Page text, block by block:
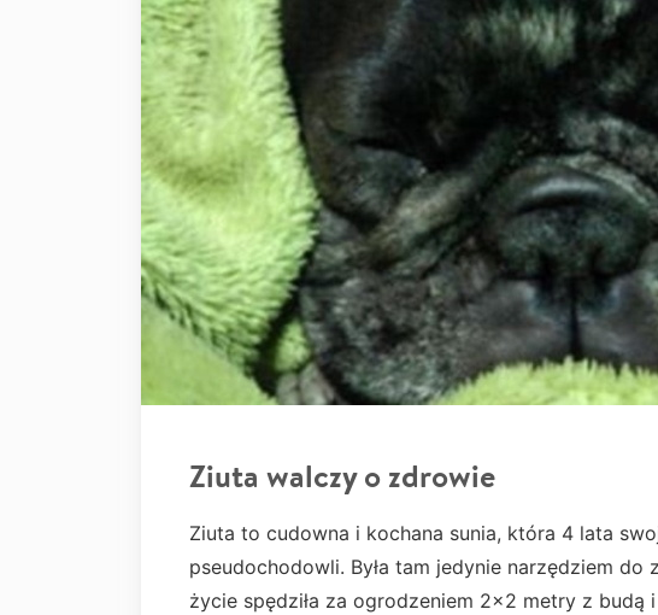
Ziuta walczy o zdrowie
Ziuta to cudowna i kochana sunia, która 4 lata
pseudochodowli. Była tam jedynie narzędziem do
życie spędziła za ogrodzeniem 2x2 metry z budą